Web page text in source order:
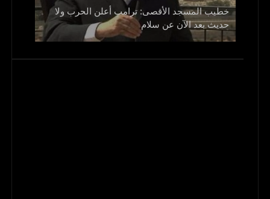
خطيب المسجد الأقصى: ترامب أعلن الحرب ولا
حديث بعد الآن عن سلام